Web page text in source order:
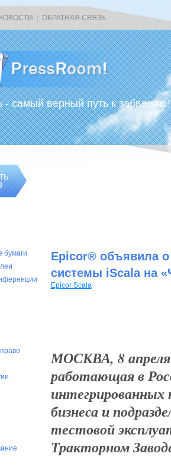
ОБРАТНАЯ СВЯЗЬ
- самый верный путь к
бумаги
Epicor® объявила о
системы iScala на
Epicor Scala
МОСКВА, 8 апреля
работающая в
интегрированных
бизнеса и
тестовой
Тракторном